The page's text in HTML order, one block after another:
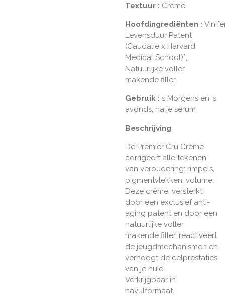
Textuur : Crème
Hoofdingrediënten :
Levensduur Patent
(Caudalie x Harvard
Medical School)*,
Natuurlijke voller
makende filler
Gebruik : s Morgens en 's
avonds, na je serum
Beschrijving
De Premier Cru Crème
corrigeert alle tekenen
van veroudering: rimpels,
pigmentvlekken, volume.
Deze crème, versterkt
door een exclusief anti-
aging patent en door een
natuurlijke voller
makende filler, reactiveert
de jeugdmechanismen en
verhoogt de celprestaties
van je huid.
Verkrijgbaar in
navulformaat.